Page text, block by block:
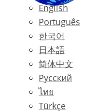
English
Português
한국어
日本語
简体中文
Русский
ไทย
Türkçe